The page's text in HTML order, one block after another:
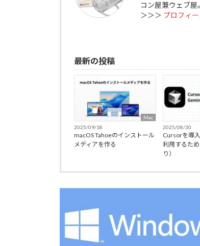
コン屋兼ウェブ屋
＞＞＞ プロフィ
最新の投稿
Mac
2025/09/18
macOS Tahoeのインストール
メディアを作る
2025/08/30
Cursorを導
利用するた
り）